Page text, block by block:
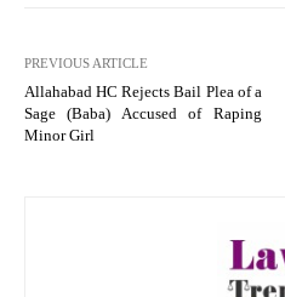
PREVIOUS ARTICLE
Allahabad HC Rejects Bail Plea of a
Sage (Baba) Accused of Raping
Minor Girl